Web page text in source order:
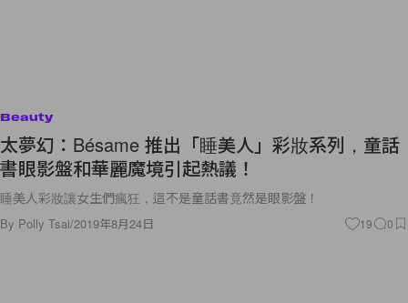
Beauty
太夢幻：Bésame 推出「睡美人」彩妝系列，童話
書眼影盤和華麗魔境引起熱議！
睡美人彩妝讓女生們瘋狂，這不是童話書竟然是眼影盤！
By Polly Tsai/2019年8月24日 19 0